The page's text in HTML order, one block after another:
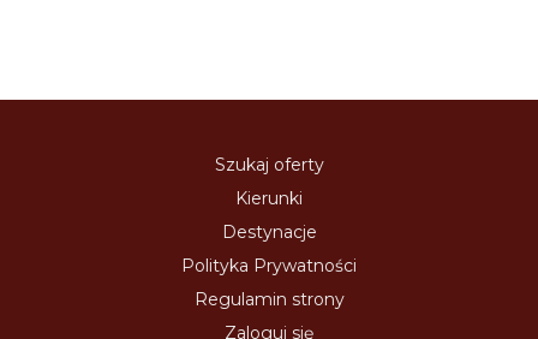
Szukaj oferty
Kierunki
Destynacje
Polityka Prywatności
Regulamin strony
Zaloguj się